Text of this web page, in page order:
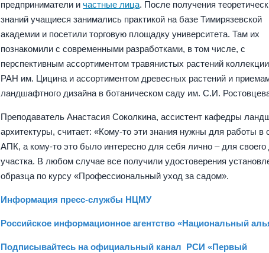
предприниматели ичастные лица. После получения
знаний учащиеся занимались практикой на базе Тимирязевской
академии и посетили торговую площадку университета. Там их
познакомили с современными разработками, в том числе, с
перспективным ассортиментом травянистых растений
РАН им. Цицина и ассортиментом древесных растений и
ландшафтного дизайна в ботаническом саду им. С.И.
Преподаватель Анастасия Соколкина, ассистент кафедры
архитектуры, считает: «Кому-то эти знания нужны для работы в
АПК, а кому-то это было интересно для себя лично – для своего
участка. В любом случае все получили удостоверения
образца по курсу «Профессиональный уход за садом».
Информация пресс-службы НЦМУ
Российское информационное агентство «Национальный
Подписывайтесь на официальный канал РСИ «Первый